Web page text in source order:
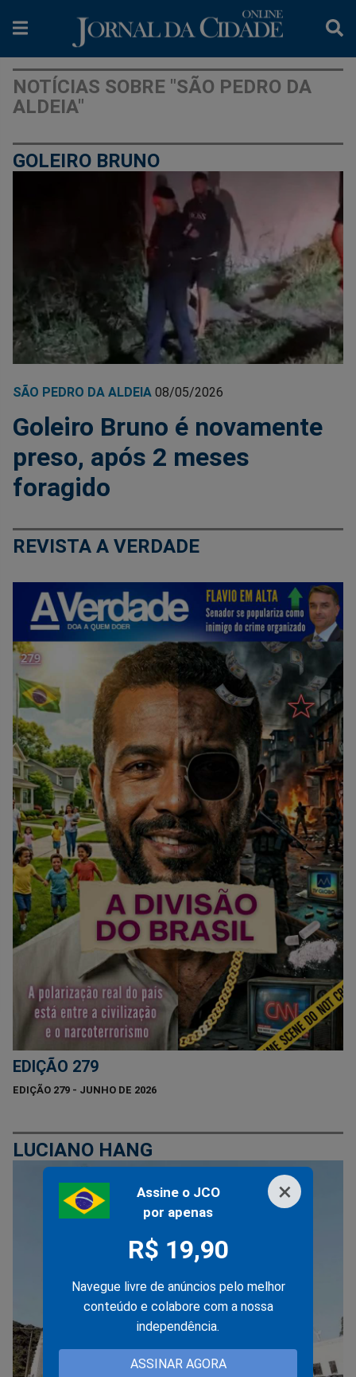
×
Assine o JCO
por apenas
R$ 19,90
Navegue livre de anúncios pelo melhor
conteúdo e colabore com a nossa
independência.
ASSINAR AGORA
NOTÍCIAS SOBRE "SÃO PEDRO DA
ALDEIA"
GOLEIRO BRUNO
SÃO PEDRO DA ALDEIA 08/05/2026
Goleiro Bruno é novamente
preso, após 2 meses
foragido
REVISTA A VERDADE
EDIÇÃO 279
EDIÇÃO 279 - JUNHO DE 2026
LUCIANO HANG